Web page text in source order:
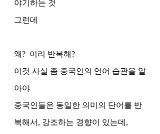
야기하는 것
그런데
왜?  이리 반복해?
이것 사실 좀 중국인의 언어 습관을 알
아야
중국인들은 동일한 의미의 단어를 반
복해서, 강조하는 경향이 있는데,